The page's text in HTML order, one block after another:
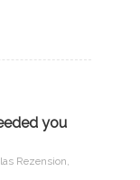
you
Rezension